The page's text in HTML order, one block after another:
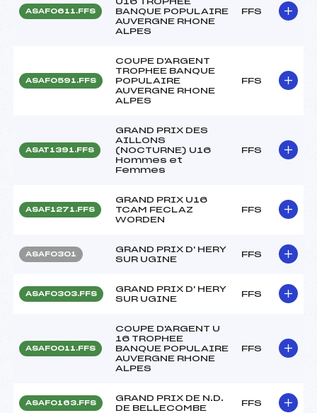
ASAF0611.FFS
BANQUE POPULAIRE
AUVERGNE RHONE
ALPES
FFS
ASAF0591.FFS
COUPE D'ARGENT
TROPHEE BANQUE
POPULAIRE
AUVERGNE RHONE
ALPES
FFS
ASAT1391.FFS
GRAND PRIX DES
AILLONS
(NOCTURNE) U16
Hommes et
Femmes
FFS
ASAF1271.FFS
GRAND PRIX U16
TCAM FECLAZ
WORDEN
FFS
ASAF0301
GRAND PRIX D' HERY
SUR UGINE
FFS
ASAF0303.FFS
GRAND PRIX D' HERY
SUR UGINE
FFS
ASAF0011.FFS
COUPE D'ARGENT U
16 TROPHEE
BANQUE POPULAIRE
AUVERGNE RHONE
ALPES
FFS
ASAF0163.FFS
GRAND PRIX DE N.D.
DE BELLECOMBE
FFS